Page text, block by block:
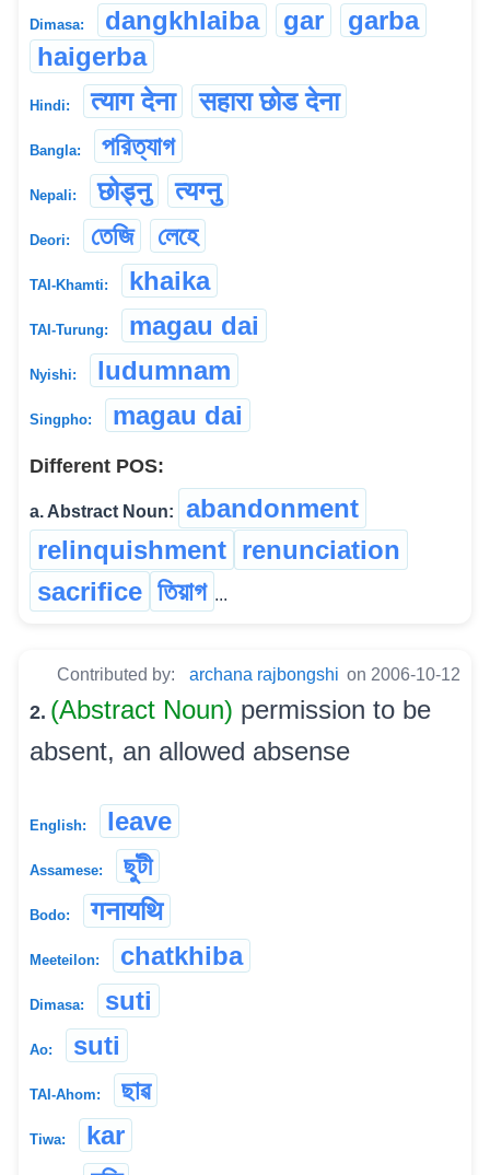
Dimasa: dangkhlaiba gar
garba
haigerba
Hindi: त्याग देना सहारा छोड देना
Bangla: পরিত্যাগ
Nepali: छोड्नु त्यग्नु
Deori: তেজি লেহে
TAI-Khamti: khaika
TAI-Turung: magau dai
Nyishi: ludumnam
Singpho: magau dai
Different POS:
a. Abstract Noun:
abandonment
relinquishment renunciation
sacrifice তিয়াগ ...
Contributed by: archana rajbongshi on 2006-10-12
2. (Abstract Noun) permission to be
absent, an allowed absense
English: leave
Assamese: ছুটী
Bodo: गनायथि
Meeteilon: chatkhiba
Dimasa: suti
Ao: suti
TAI-Ahom: ছাৱ
Tiwa:
kar